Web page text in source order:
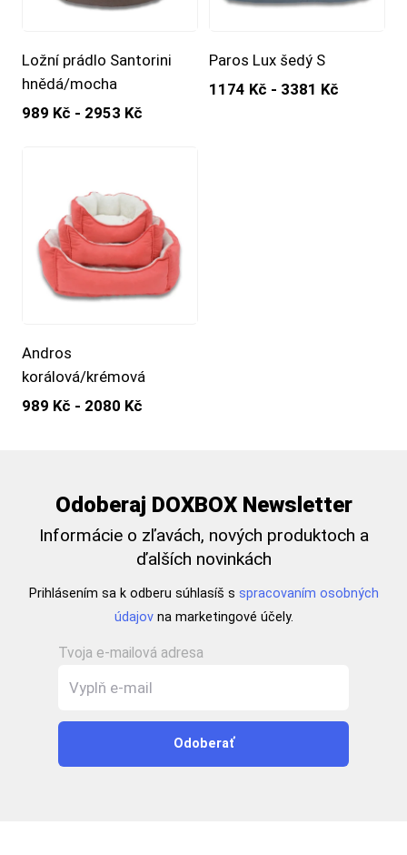
Ložní prádlo Santorini
hnědá/mocha
989 Kč - 2953 Kč
Paros Lux šedý S
1174 Kč - 3381 Kč
Andros
korálová/krémová
989 Kč - 2080 Kč
Odoberaj DOXBOX Newsletter
Informácie o zľavách, nových produktoch a
ďalších novinkách
Prihlásením sa k odberu súhlasíš s spracovaním osobných
údajov na marketingové účely.
Tvoja e-mailová adresa
Odoberať